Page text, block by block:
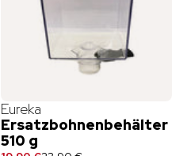
Eureka
Ersatzbohnenbehälter
510 g